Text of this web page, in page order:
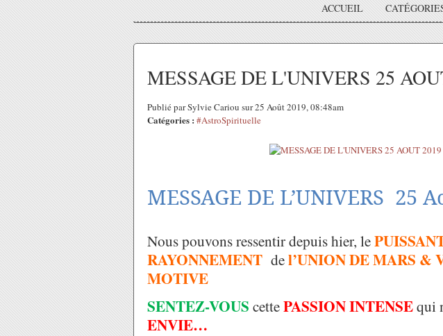
ACCUEIL
MESSAGE DE L'UNIVERS 25
Publié par Sylvie Cariou sur 25 Août 2019, 08:48am
Catégories : #AstroSpirituelle
MESSAGE DE L’UNIVERS 25
Nous pouvons ressentir depuis hier, le
RAYONNEMENT del’UNION DE MARS &
MOTIVE
SENTEZ-VOUS cettePASSION INTENSEqui
ENVIE…